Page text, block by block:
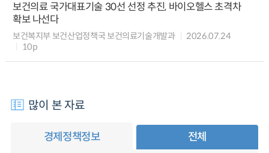
보건의료 국가대표기술 30선 선정 추진, 바이오헬스 초격차
확보 나선다
보건복지부 보건산업정책국 보건의료기술개발과
2026.07.24
10p
많이 본 자료
경제정책정보 전체